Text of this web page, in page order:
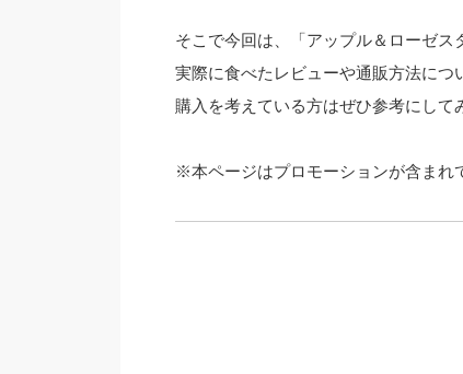
そこで今回は、「アップル＆ローゼス
実際に食べたレビューや通販方法につ
購入を考えている方はぜひ参考にして
※本ページはプロモーションが含まれ